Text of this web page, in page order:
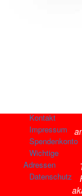
Kontakt
Impressum
Spendenkonto
Wichtige
Adressen
Datenschutz